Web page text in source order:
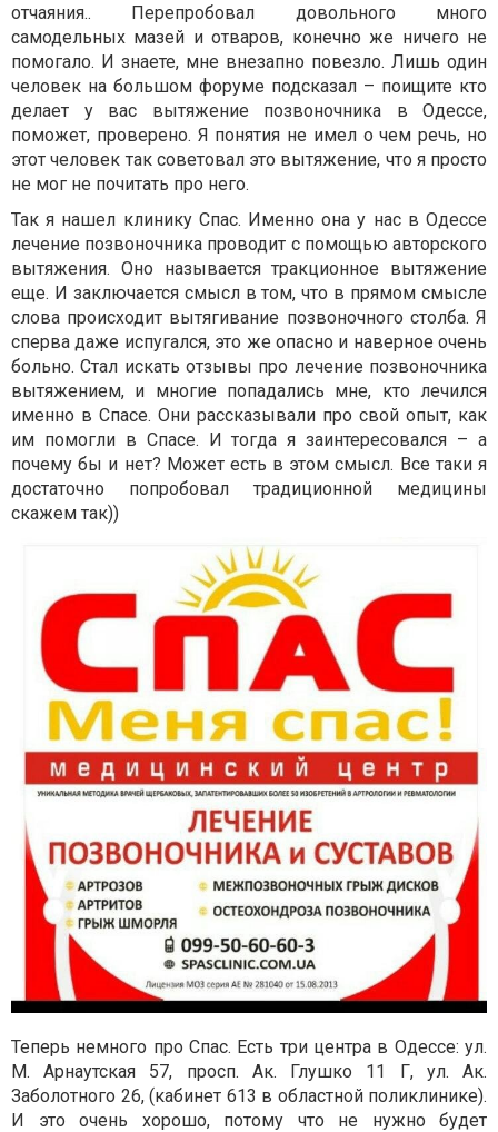
отчаяния.. Перепробовал довольного много
самодельных мазей и отваров, конечно же ничего не
помогало. И знаете, мне внезапно повезло. Лишь один
человек на большом форуме подсказал – поищите кто
делает у вас вытяжение позвоночника в Одессе,
поможет, проверено. Я понятия не имел о чем речь, но
этот человек так советовал это вытяжение, что я просто
не мог не почитать про него.
Так я нашел клинику Спас. Именно она у нас в Одессе
лечение позвоночника проводит с помощью авторского
вытяжения. Оно называется тракционное вытяжение
еще. И заключается смысл в том, что в прямом смысле
слова происходит вытягивание позвоночного столба. Я
сперва даже испугался, это же опасно и наверное очень
больно. Стал искать отзывы про лечение позвоночника
вытяжением, и многие попадались мне, кто лечился
именно в Спасе. Они рассказывали про свой опыт, как
им помогли в Спасе. И тогда я заинтересовался – а
почему бы и нет? Может есть в этом смысл. Все таки я
достаточно попробовал традиционной медицины
скажем так))
Теперь немного про Спас. Есть три центра в Одессе: ул.
М. Арнаутская 57, просп. Ак. Глушко 11 Г, ул. Ак.
Заболотного 26, (кабинет 613 в областной поликлинике).
И это очень хорошо, потому что не нужно будет